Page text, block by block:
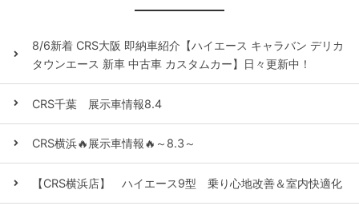
8/6新着 CRS大阪 即納車紹介【ハイエース キャラバン デリカ
タウンエース 新車 中古車 カスタムカー】日々更新中！
CRS千葉 展示車情報8.4
CRS横浜🔥展示車情報🔥～8.3～
【CRS横浜店】 ハイエース9型 乗り心地改善＆室内快適化